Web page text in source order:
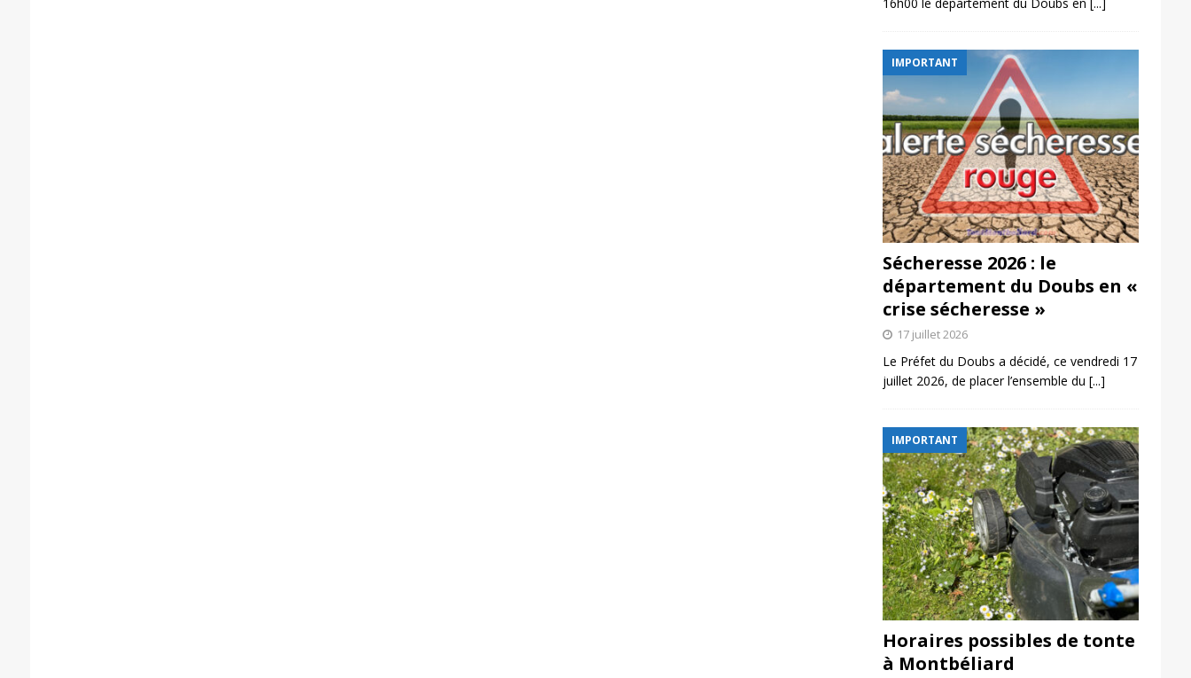
16h00 le département du Doubs en [...]
IMPORTANT
Sécheresse 2026 : le
département du Doubs en «
crise sécheresse »
17 juillet 2026
Le Préfet du Doubs a décidé, ce vendredi 17
juillet 2026, de placer l’ensemble du [...]
IMPORTANT
Horaires possibles de tonte
à Montbéliard